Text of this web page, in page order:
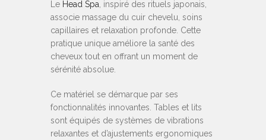
Le Head Spa , inspiré des rituels japonais,
associe massage du cuir chevelu, soins
capillaires et relaxation profonde. Cette
pratique unique améliore la santé des
cheveux tout en offrant un moment de
sérénité absolue.
Ce matériel se démarque par ses
fonctionnalités innovantes. Tables et lits
sont équipés de systèmes de vibrations
relaxantes et d’ajustements ergonomiques